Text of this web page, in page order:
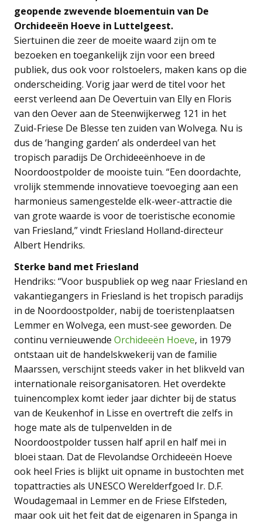
geopende zwevende bloementuin van De
Orchideeën Hoeve in Luttelgeest.
Siertuinen die zeer de moeite waard zijn om te
bezoeken en toegankelijk zijn voor een breed
publiek, dus ook voor rolstoelers, maken kans op die
onderscheiding. Vorig jaar werd de titel voor het
eerst verleend aan De Oevertuin van Elly en Floris
van den Oever aan de Steenwijkerweg 121 in het
Zuid-Friese De Blesse ten zuiden van Wolvega. Nu is
dus de ‘hanging garden’ als onderdeel van het
tropisch paradijs De Orchideeënhoeve in de
Noordoostpolder de mooiste tuin. “Een doordachte,
vrolijk stemmende innovatieve toevoeging aan een
harmonieus samengestelde elk-weer-attractie die
van grote waarde is voor de toeristische economie
van Friesland,” vindt Friesland Holland-directeur
Albert Hendriks.
Sterke band met Friesland
Hendriks: “Voor buspubliek op weg naar Friesland en
vakantiegangers in Friesland is het tropisch paradijs
in de Noordoostpolder, nabij de toeristenplaatsen
Lemmer en Wolvega, een must-see geworden. De
continu vernieuwende Orchideeën Hoeve, in 1979
ontstaan uit de handelskwekerij van de familie
Maarssen, verschijnt steeds vaker in het blikveld van
internationale reisorganisatoren. Het overdekte
tuinencomplex komt ieder jaar dichter bij de status
van de Keukenhof in Lisse en overtreft die zelfs in
hoge mate als de tulpenvelden in de
Noordoostpolder tussen half april en half mei in
bloei staan. Dat de Flevolandse Orchideeën Hoeve
ook heel Fries is blijkt uit opname in bustochten met
topattracties als UNESCO Werelderfgoed Ir. D.F.
Woudagemaal in Lemmer en de Friese Elfsteden,
maar ook uit het feit dat de eigenaren in Spanga in